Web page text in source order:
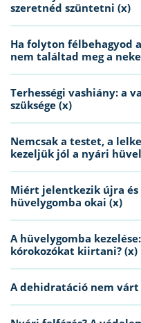
szeretnéd szüntetni (x)
Ha folyton félbehagyod
nem találtad meg a
Terhességi vashiány: a
szüksége (x)
Nemcsak a testet, a
kezeljük jól a nyári
Miért jelentkezik újra és
hüvelygomba okai (x)
A hüvelygomba
kórokozókat kiirtani? (x)
A dehidratáció nem várt